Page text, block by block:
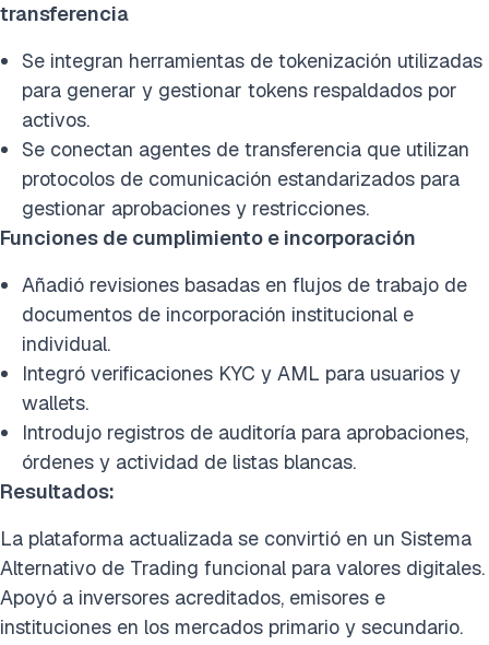
transferencia
Se integran herramientas de tokenización utilizadas
para generar y gestionar tokens respaldados por
activos.
Se conectan agentes de transferencia que utilizan
protocolos de comunicación estandarizados para
gestionar aprobaciones y restricciones.
Funciones de cumplimiento e incorporación
Añadió revisiones basadas en flujos de trabajo de
documentos de incorporación institucional e
individual.
Integró verificaciones KYC y AML para usuarios y
wallets.
Introdujo registros de auditoría para aprobaciones,
órdenes y actividad de listas blancas.
Resultados:
La plataforma actualizada se convirtió en un Sistema
Alternativo de Trading funcional para valores digitales.
Apoyó a inversores acreditados, emisores e
instituciones en los mercados primario y secundario.